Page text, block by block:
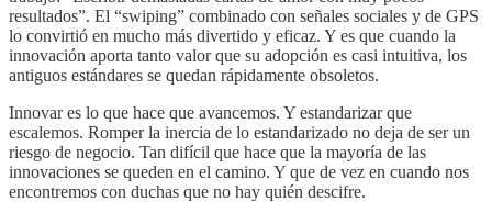
resultados”. El “swiping” combinado con señales sociales y de GPS
lo convirtió en mucho más divertido y eficaz. Y es que cuando la
innovación aporta tanto valor que su adopción es casi intuitiva, los
antiguos estándares se quedan rápidamente obsoletos.
Innovar es lo que hace que avancemos. Y estandarizar que
escalemos. Romper la inercia de lo estandarizado no deja de ser un
riesgo de negocio. Tan difícil que hace que la mayoría de las
innovaciones se queden en el camino. Y que de vez en cuando nos
encontremos con duchas que no hay quién descifre.